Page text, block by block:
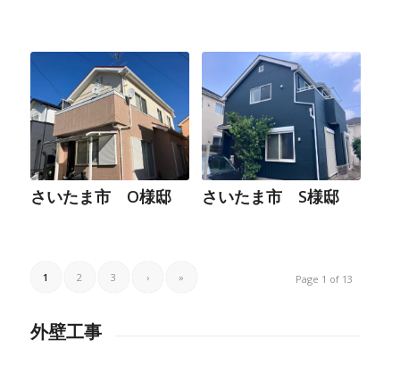
さいたま市 O様邸 さいたま市 S様邸
Page 1 of 13
1 2 3 › »
外壁工事